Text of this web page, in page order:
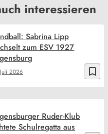
interessieren
bookmark_border
2026
Sabrina Lipp
zum ESV 1927
Ruder-Klub
Schulregatta aus